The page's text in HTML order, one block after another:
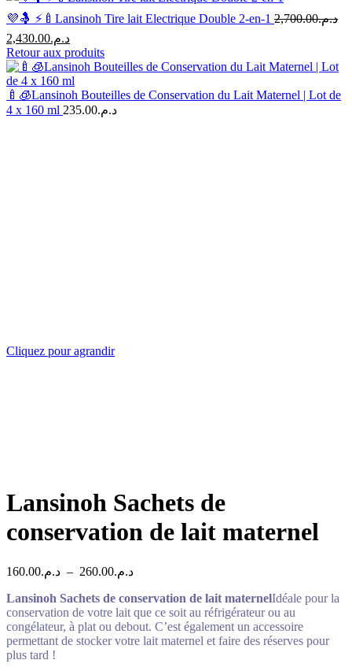
💜🤱 ⚡🍼Lansinoh Tire lait Electrique Double 2-en-1 د.م.2,700.00
Le
prix
initial
était :
د.م.2,700.00.
د.م.2,430.00
Le
prix
actuel
est :
د.م.2,430.00.
Retour aux produits
🍼🧊Lansinoh Bouteilles de Conservation du Lait Maternel | Lot de
4 x 160 ml
د.م.235.00
Cliquez pour agrandir
Lansinoh Sachets de
conservation de lait maternel
د.م.160.00 – د.م.260.00
Plage
prix :
د.م.160.00
à
د.م.260.00
Lansinoh Sachets de conservation de lait maternelIdéale pour la
conservation de votre lait que ce soit au réfrigérateur ou au
congélateur, à plat ou debout. C’est également un accessoire
permettant de stocker votre lait maternel et faire des réserves pour
plus tard !